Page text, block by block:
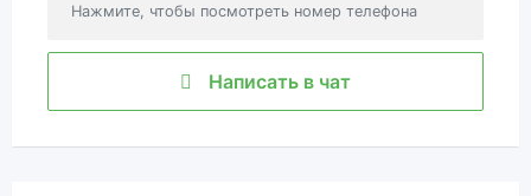
Нажмите, чтобы посмотреть номер телефона
Написать в чат